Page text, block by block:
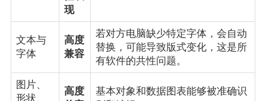
现
文本与
字体
高度
兼容
若对方电脑缺少特定字体，会自动
替换，可能导致版式变化，这是所
有软件的共性问题。
图片、
形状、
高度
基本对象和数据图表能够被准确识